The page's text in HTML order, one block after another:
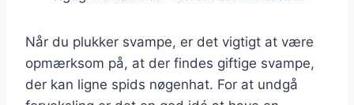
Når du plukker svampe, er det vigtigt at være
opmærksom på, at der findes giftige svampe,
der kan ligne spids nøgenhat. For at undgå